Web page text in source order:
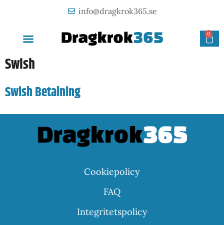
info@dragkrok365.se
0
Swish
Swish Betalning
Cookiepolicy
FAQ
Integritetspolicy